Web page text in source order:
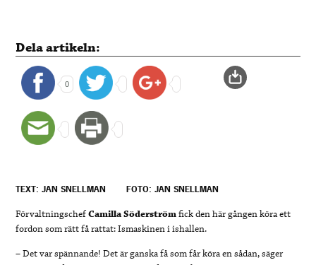
Dela artikeln:
0
TEXT: JAN SNELLMAN FOTO: JAN SNELLMAN
FörvaltningschefCamilla Söderströmfick den här gången köra ett
fordon som rätt få rattat: Ismaskinen i ishallen.
– Det var spännande! Det är ganska få som får köra en sådan, säger